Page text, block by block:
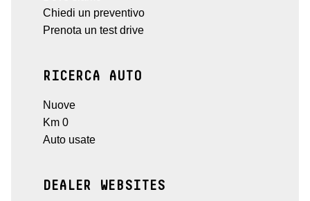
Chiedi un preventivo
Prenota un test drive
RICERCA AUTO
Nuove
Km 0
Auto usate
DEALER WEBSITES